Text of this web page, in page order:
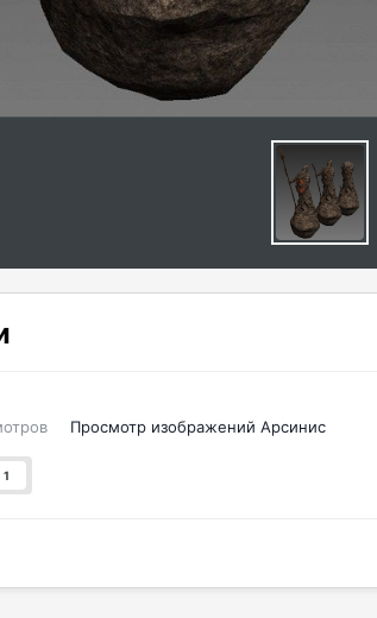
Просмотр изображений Арсинис
1